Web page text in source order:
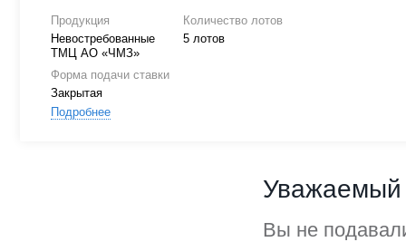
Продукция
Невостребованные
ТМЦ АО «ЧМЗ»
Количество лотов
5 лотов
Форма подачи ставки
Закрытая
Подробнее
Уважаемый
Вы не